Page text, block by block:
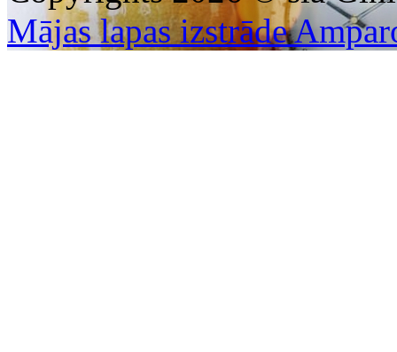
Mājas lapas izstrāde